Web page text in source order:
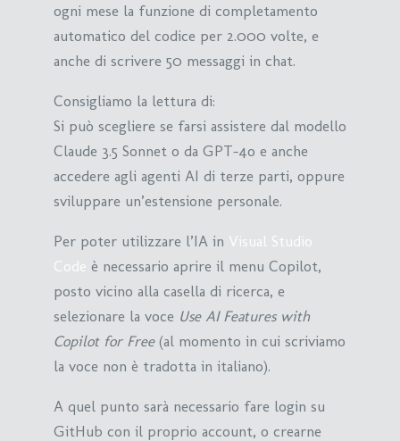
ogni mese la funzione di completamento
automatico del codice per 2.000 volte, e
anche di scrivere 50 messaggi in chat.
Consigliamo la lettura di:
Si può scegliere se farsi assistere dal modello
Claude 3.5 Sonnet o da GPT-4o e anche
accedere agli agenti AI di terze parti, oppure
sviluppare un’estensione personale.
Per poter utilizzare l’IA in Visual Studio
Code è necessario aprire il menu Copilot,
posto vicino alla casella di ricerca, e
selezionare la voce Use AI Features with
Copilot for Free(al momento in cui scriviamo
la voce non è tradotta in italiano).
A quel punto sarà necessario fare login su
GitHub con il proprio account, o crearne